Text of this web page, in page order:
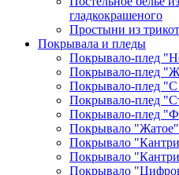
гладкокрашеного
Простыни из
Покрывала и пледы
Покрывало-плед
Покрывало-плед
Покрывало-плед "С
Покрывало-плед
Покрывало-плед
Покрывало
Покрывало
Покрывало
Покрывало